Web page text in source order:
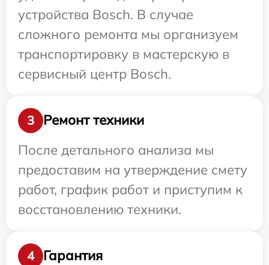
устройства Bosch. В случае
сложного ремонта мы организуем
транспортировку в мастерскую в
сервисный центр Bosch.
3
Ремонт техники
После детального анализа мы
предоставим на утверждение смету
работ, график работ и приступим к
восстановлению техники.
4
Гарантия